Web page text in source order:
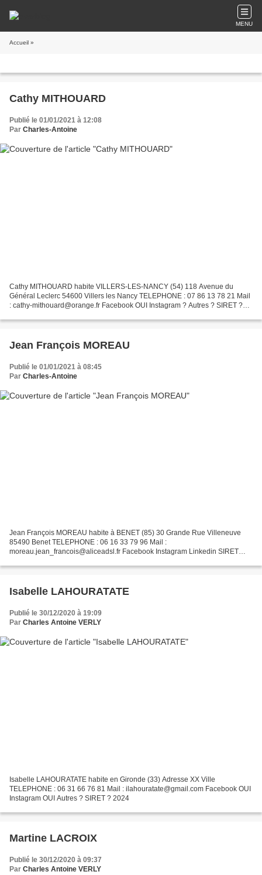
MENU
Accueil »
Cathy MITHOUARD
Publié le 01/01/2021 à 12:08
Par Charles-Antoine
Cathy MITHOUARD habite VILLERS-LES-NANCY (54) 118 Avenue du
Général Leclerc 54600 Villers les Nancy TELEPHONE : 07 86 13 78 21 Mail
: cathy-mithouard@orange.fr Facebook OUI Instagram ? Autres ? SIRET ?
Jean François MOREAU
Publié le 01/01/2021 à 08:45
Par Charles-Antoine
Jean François MOREAU habite à BENET (85) 30 Grande Rue Villeneuve
85490 Benet TELEPHONE : 06 16 33 79 96 Mail :
moreau.jean_francois@aliceadsl.fr Facebook Instagram Linkedin SIRET
Isabelle LAHOURATATE
Publié le 30/12/2020 à 19:09
Par Charles Antoine VERLY
Isabelle LAHOURATATE habite en Gironde (33) Adresse XX Ville
TELEPHONE : 06 31 66 76 81 Mail : ilahouratate@gmail.com Facebook OUI
Instagram OUI Autres ? SIRET ? 2024
Martine LACROIX
Publié le 30/12/2020 à 09:37
Par Charles Antoine VERLY